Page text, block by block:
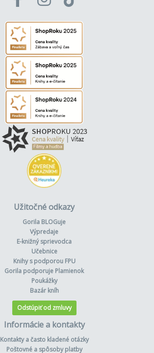
Užitočné odkazy
Gorila BLOGuje
Výpredaje
E-knižný sprievodca
Učebnice
Knihy s podporou FPU
Gorila podporuje Plamienok
Poukážky
Bazár kníh
Odstúpiť od zmluvy
Informácie a kontakty
Kontakty a často kladené otázky
Poštovné a spôsoby platby